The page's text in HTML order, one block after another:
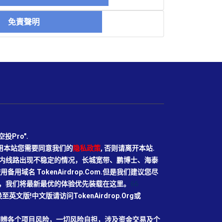
聲明
投Pro".
站您需要同意我们的隐私政策, 否则请离开本站.
线路出现不稳定的情况，长城宽带、鹏博士、海泰
备用域名 TokenAirdrop.Com.但是我们建议您尽
们将最新最优的体验优先装载在这里。
英文版!中文版请访问TokenAirdrop.Org或
各个项目风险，一切风险自担，涉及资金交易及个